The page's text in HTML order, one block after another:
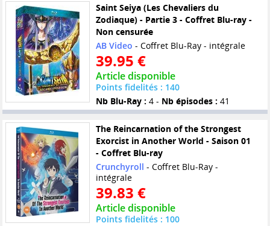
Saint Seiya (Les Chevaliers du
Zodiaque) - Partie 3 - Coffret Blu-ray -
Non censurée
AB Video - Coffret Blu-Ray - intégrale
39.95 €
Article disponible
Points fidelités : 140
Nb Blu-Ray : 4 - Nb épisodes : 41
The Reincarnation of the Strongest
Exorcist in Another World - Saison 01
- Coffret Blu-ray
Crunchyroll - Coffret Blu-Ray -
intégrale
39.83 €
Article disponible
Points fidelités : 100